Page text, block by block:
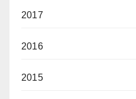
2017
2016
2015